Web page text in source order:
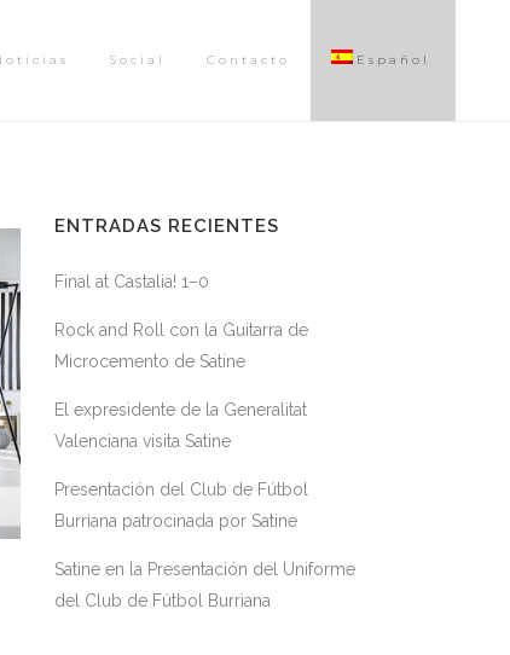
Social Contacto Español
ENTRADAS RECIENTES
Final at Castalia! 1–0
Rock and Roll con la Guitarra de
Microcemento de Satine
El expresidente de la Generalitat
Valenciana visita Satine
Presentación del Club de Fútbol
Burriana patrocinada por Satine
Satine en la Presentación del Uniforme
del Club de Fútbol Burriana